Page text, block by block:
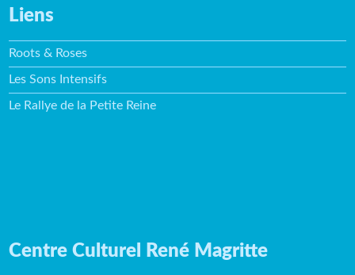
Liens
Roots & Roses
Les Sons Intensifs
Le Rallye de la Petite Reine
Centre Culturel René Magritte